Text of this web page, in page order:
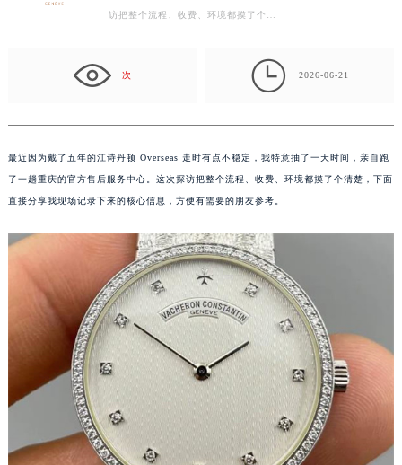
访把整个流程、收费、环境都摸了个…
次  2026-06-21
最近因为戴了五年的江诗丹顿 Overseas 走时有点不稳定，我特意抽了一天时间，亲自跑
了一趟重庆的官方售后服务中心。这次探访把整个流程、收费、环境都摸了个清楚，下面
直接分享我现场记录下来的核心信息，方便有需要的朋友参考。